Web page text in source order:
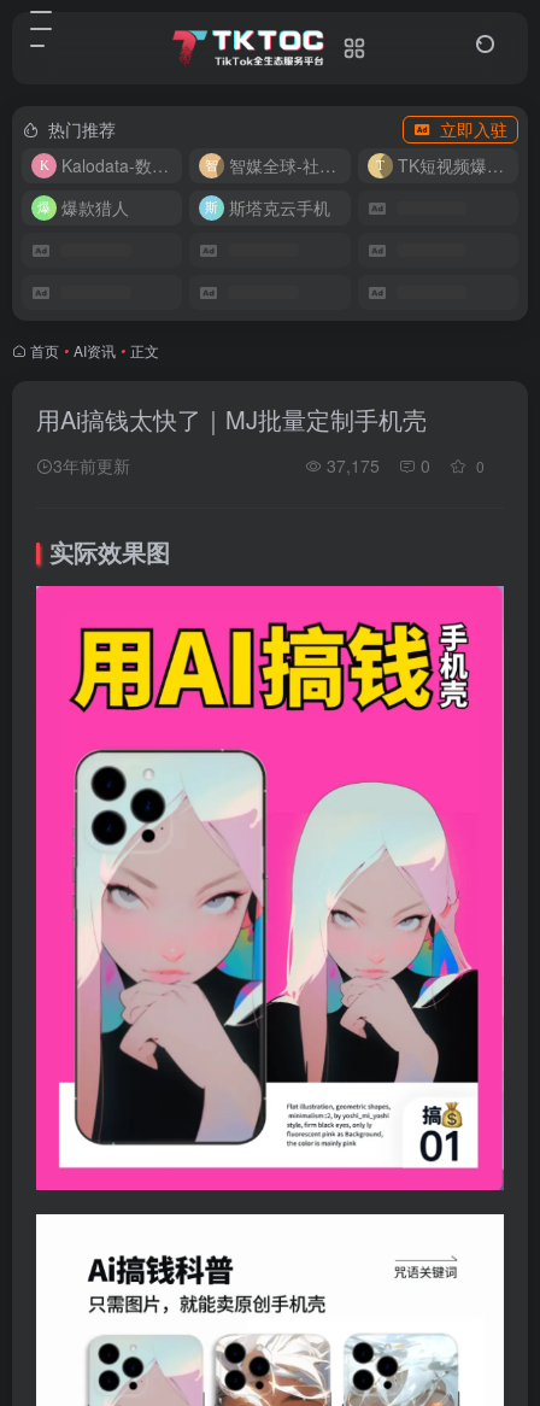
热门推荐
立即入驻
Kalodata-数据分析平台
智媒全球-社媒管理平台
TK短视频爆款复刻
爆款猎人
斯塔克云手机
首页 • AI资讯 • 正文
用Ai搞钱太快了｜MJ批量定制手机壳
3年前更新 37,175 0 0
实际效果图